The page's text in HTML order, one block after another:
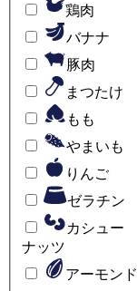
鶏肉
バナナ
豚肉
まつたけ
もも
やまいも
りんご
ゼラチン
カシュー
ナッツ
アーモンド